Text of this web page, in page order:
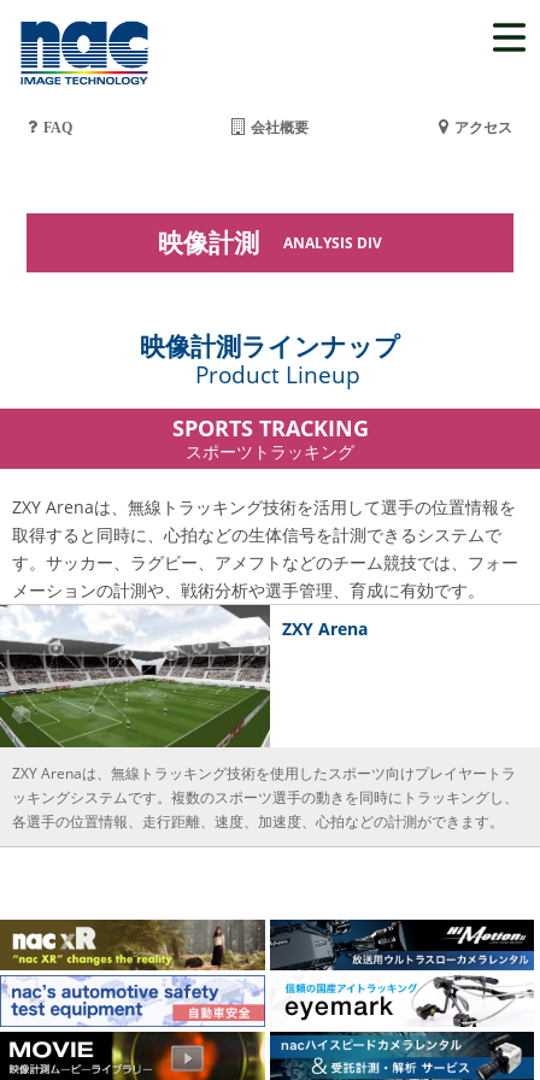
FAQ 会社概要 アクセス
映像計測 ANALYSIS DIV
映像計測ラインナップ
Product Lineup
SPORTS TRACKING
スポーツトラッキング
ZXY Arenaは、無線トラッキング技術を活用して選手の位置情報を
取得すると同時に、心拍などの生体信号を計測できるシステムで
す。サッカー、ラグビー、アメフトなどのチーム競技では、フォー
メーションの計測や、戦術分析や選手管理、育成に有効です。
ZXY Arena
ZXY Arenaは、無線トラッキング技術を使用したスポーツ向けプレイヤートラ
ッキングシステムです。複数のスポーツ選手の動きを同時にトラッキングし、
各選手の位置情報、走行距離、速度、加速度、心拍などの計測ができます。